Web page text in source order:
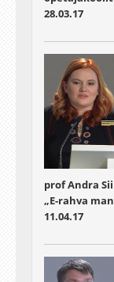
28.03.17
prof Andra
„E-rahva
11.04.17